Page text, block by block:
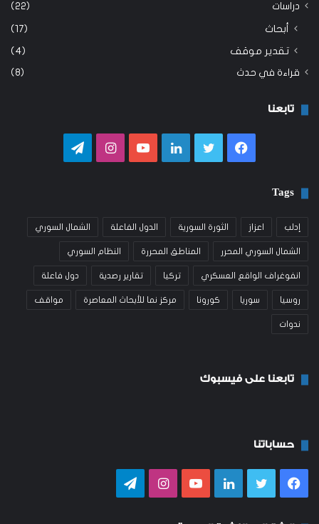
دراسات (22)
أبحاث (17)
تقدير موقف (4)
قراءة في حدث (8)
تابعنا
فيسبوكتويتر لينكدإنيوتيوبانستقرامتيلقرام
Tags
إدلب اعزاز الثورة السورية الدول الفاعلة الشمال السوري
الشمال السوري المحرر المناطق المحررة النظام السوري
انفوغراف الواقع العسكري تركيا تقارير رصدية دول فاعلة
روسيا سوريا كورونا مركز نما للأبحاث المعاصرة مواقف
ندوات
تابعنا على فيسبوك
حساباتنا
فيسبوكتويتر لينكدإنيوتيوبانستقرامتيلقرام